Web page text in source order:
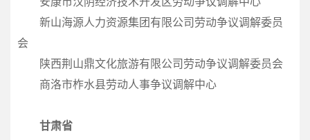
新山海源人力资源集团有限公司劳动争议调解委员
会
陕西荆山鼎文化旅游有限公司劳动争议调解委员会
商洛市柞水县劳动人事争议调解中心
甘肃省